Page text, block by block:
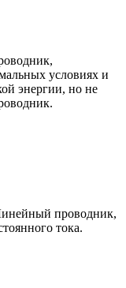
условиях и
энергии, но не
проводник,
тока.